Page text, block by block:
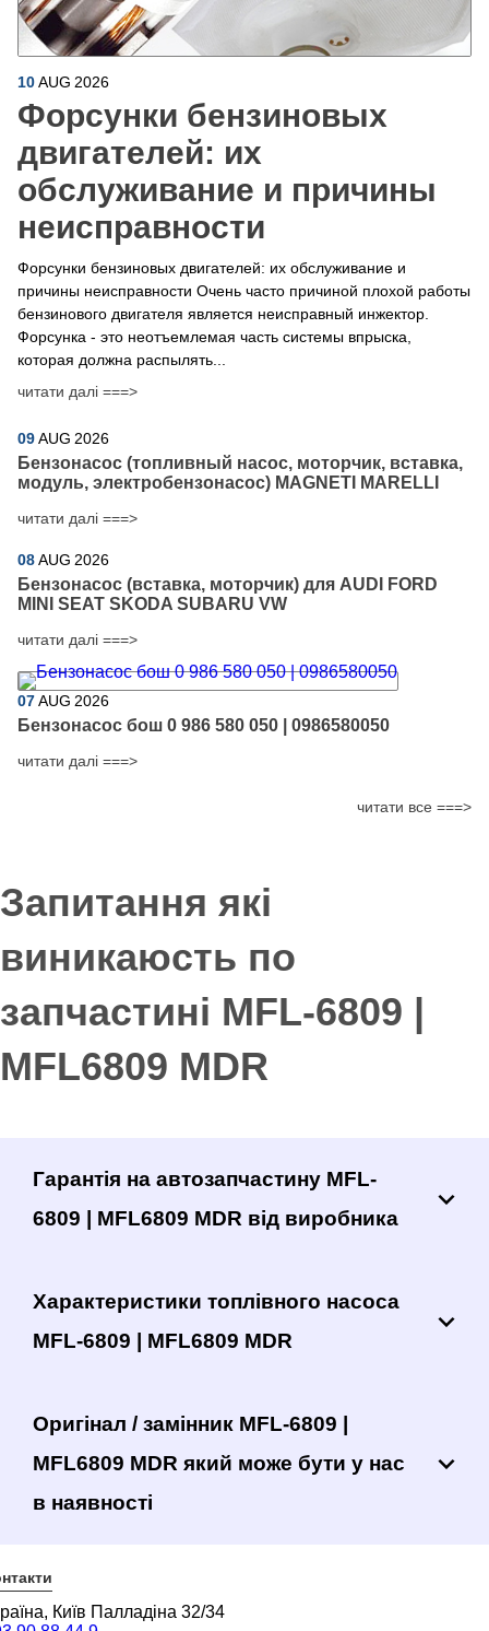
10AUG 2026
Форсунки бензиновых
двигателей: их
обслуживание и причины
неисправности
Форсунки бензиновых двигателей: их обслуживание и
причины неисправности Очень часто причиной плохой работы
бензинового двигателя является неисправный инжектор.
Форсунка - это неотъемлемая часть системы впрыска,
которая должна распылять...
читати далі ===>
09AUG 2026
Бензонасос (топливный насос, моторчик, вставка,
модуль, электробензонасос) MAGNETI MARELLI
читати далі ===>
08AUG 2026
Бензонасос (вставка, моторчик) для AUDI FORD
MINI SEAT SKODA SUBARU VW
читати далі ===>
07AUG 2026
Бензонасос бош 0 986 580 050 | 0986580050
читати далі ===>
читати все ===>
Запитання які
виникаюсть по
запчастині MFL-6809 |
MFL6809 MDR
Гарантія на автозапчастину MFL-
6809 | MFL6809 MDR від виробника
Характеристики топлівного насоса
MFL-6809 | MFL6809 MDR
Оригінал / замінник MFL-6809 |
MFL6809 MDR який може бути у нас
в наявності
Київ Палладіна 32/34